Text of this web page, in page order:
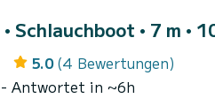
• Schlauchboot • 7 m •
5.0 (4 Bewertungen)
- Antwortet in ~6h